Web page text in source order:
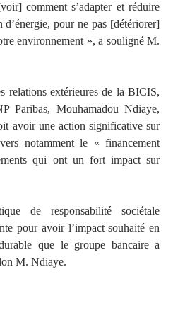
comment s’adapter et réduire
pour ne pas [détériorer]
environnement », a souligné M.
relations extérieures de la BICIS,
Paribas, Mouhamadou Ndiaye,
avoir une action significative sur
notamment le « financement
qui ont un fort impact sur
de responsabilité sociétale
pour avoir l’impact souhaité en
que le groupe bancaire a
M. Ndiaye.